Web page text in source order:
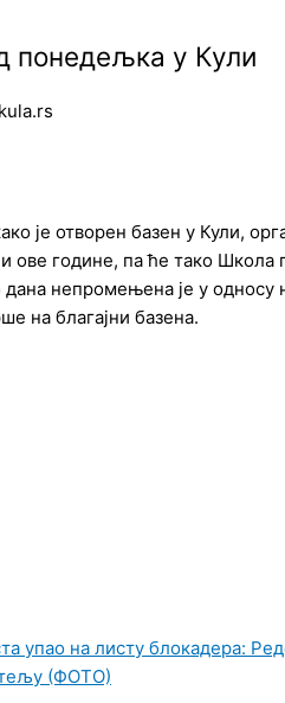
понедељка у Кули
је отворен базен у Кули,
ове године, па ће тако
непромењена је у
на благајни базена.